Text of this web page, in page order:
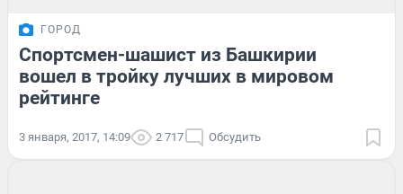
ГОРОД
Спортсмен-шашист из Башкирии
вошел в тройку лучших в мировом
рейтинге
3 января, 2017, 14:09 2 717 Обсудить